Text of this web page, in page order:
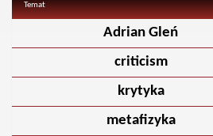
Temat
Adrian Gleń
criticism
krytyka
metafizyka